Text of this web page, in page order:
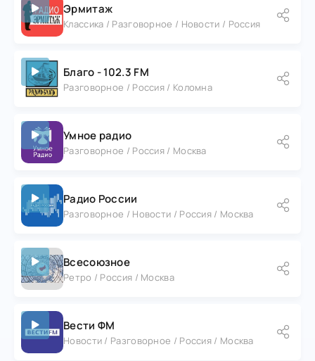
Эрмитаж
Классика / Разговорное / Новости / Россия
Благо - 102.3 FM
Разговорное / Россия / Коломна
Умное радио
Разговорное / Россия / Москва
Радио России
Разговорное / Новости / Россия / Москва
Всесоюзное
Ретро / Россия / Москва
Вести ФМ
Новости / Разговорное / Россия / Москва